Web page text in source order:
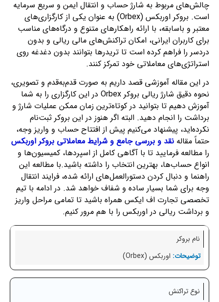
چالش‌های مربوط به شارژ حساب و انتقال ایمن و سریع سرمایه
است. بروکر اوربکس (Orbex) به عنوان یکی از کارگزاری‌های
معتبر و باسابقه، با ارائه راهکارهای متنوع و درگاه‌های مناسب
برای کاربران ایرانی، امکان تراکنش‌های مالی ریالی و بدون
دردسر را فراهم کرده است تا تریدرها بتوانند بدون دغدغه روی
استراتژی‌های معاملاتی خود تمرکز کنند.
در این مقاله آموزشی قصد داریم به صورت قدم‌به‌قدم و تصویری،
نحوه دقیق شارژ ریالی بروکر Orbex در این کارگزاری را به شما
آموزش دهیم تا بتوانید در کوتاه‌ترین زمان ممکن عملیات شارژ و
برداشت را انجام دهید. البته اگر هنوز در این بروکر ثبت‌نام
نکرده‌اید، پیشنهاد می‌کنیم پیش از افتتاح حساب و واریز وجه،
حتماً مقاله نقد و بررسی جامع و شرایط معاملاتی بروکر اوربکس
را مطالعه فرمایید تا با آگاهی کامل از اسپردها، کمیسیون‌ها و
انواع حساب‌ها، بهترین انتخاب را داشته باشید.با مطالعه این
راهنما و دنبال کردن دستورالعمل‌های ارائه شده، فرایند انتقال
وجه برای شما بسیار ساده و شفاف خواهد شد. در ادامه با تیم
تخصصی تجارت اف ایکس همراه باشید تا تمامی مراحل واریز
و برداشت ریالی در اوربکس را با هم مرور کنیم.
نام بروکر
اوربکس (Orbex)
نوع تراکنش